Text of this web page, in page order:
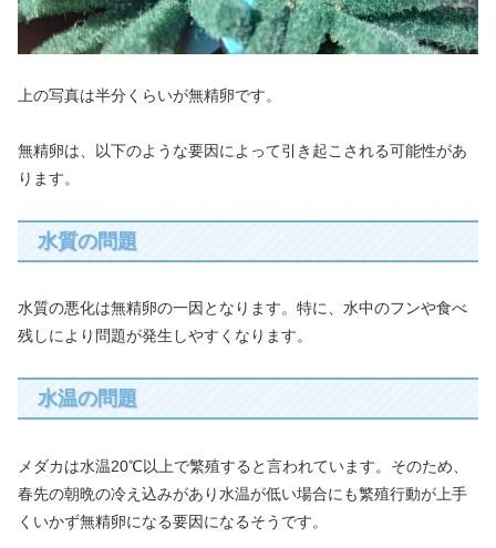
上の写真は半分くらいが無精卵です。
無精卵は、以下のような要因によって引き起こされる可能性があ
ります。
水質の問題
水質の悪化は無精卵の一因となります。特に、水中のフンや食べ
残しにより問題が発生しやすくなります。
水温の問題
メダカは水温20℃以上で繁殖すると言われています。そのため、
春先の朝晩の冷え込みがあり水温が低い場合にも繁殖行動が上手
くいかず無精卵になる要因になるそうです。